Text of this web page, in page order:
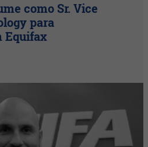
como Sr. Vice
para
Equifax